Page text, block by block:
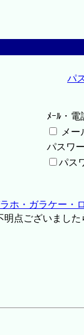
パ
ﾒｰﾙ・電
メ
パスワ
パス
ホ・ガラケー・
点ございました